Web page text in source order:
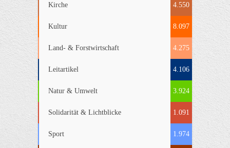
Kirche 4.550
Kultur 8.097
Land- & Forstwirtschaft 4.275
Leitartikel 4.106
Natur & Umwelt 3.924
Solidarität & Lichtblicke 1.091
Sport 1.974